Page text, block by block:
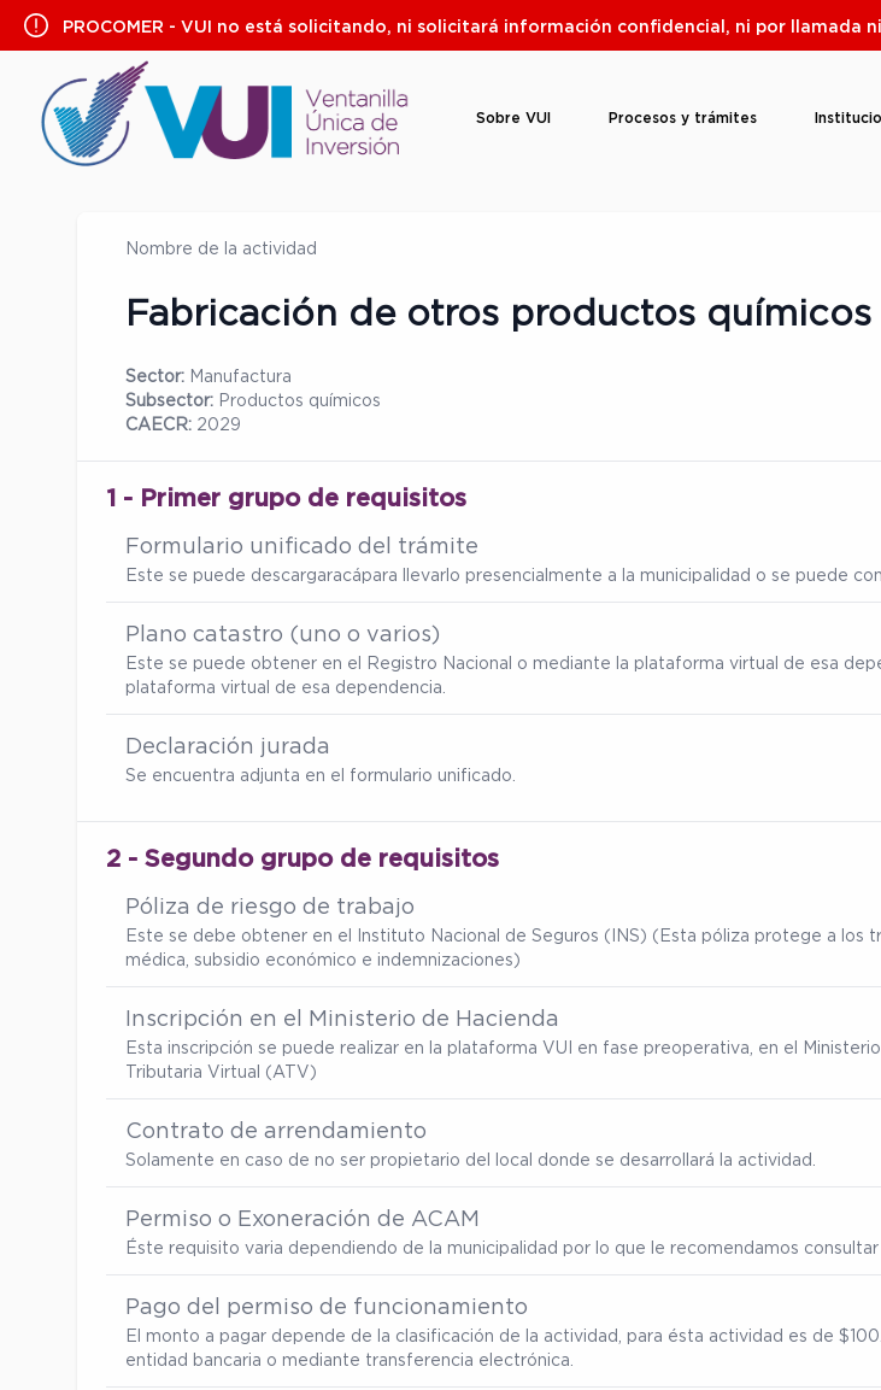
Saltar
PROCOMER - VUI no está solicitando, ni solicitará información confidencial, ni por llamada
Sobre VUI Procesos y trámites
Nombre de la actividad
Fabricación de otros productos químicos
Sector: Manufactura
Subsector: Productos químicos
CAECR: 2029
1 - Primer grupo de requisitos
Formulario unificado del trámite
Este se puede descargaracápara llevarlo presencialmente a la municipalidad o se puede
Plano catastro (uno o varios)
Este se puede obtener en el Registro Nacional o mediante la plataforma virtual de esa
plataforma virtual de esa dependencia.
Declaración jurada
Se encuentra adjunta en el formulario unificado.
2 - Segundo grupo de requisitos
Póliza de riesgo de trabajo
Este se debe obtener en el Instituto Nacional de Seguros (INS) (Esta póliza protege a los
médica, subsidio económico e indemnizaciones)
Inscripción en el Ministerio de Hacienda
Esta inscripción se puede realizar en la plataforma VUI en fase preoperativa, en el
Tributaria Virtual (ATV)
Contrato de arrendamiento
Solamente en caso de no ser propietario del local donde se desarrollará la actividad.
Permiso o Exoneración de ACAM
Éste requisito varia dependiendo de la municipalidad por lo que le recomendamos
Pago del permiso de funcionamiento
El monto a pagar depende de la clasificación de la actividad, para ésta actividad es de
entidad bancaria o mediante transferencia electrónica.